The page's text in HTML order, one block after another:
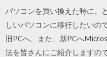
パソコンを買い換えた時に
しいパソコンに移行したいの
旧PCへ、また、新PCへ
法を皆さんにご紹介しますの